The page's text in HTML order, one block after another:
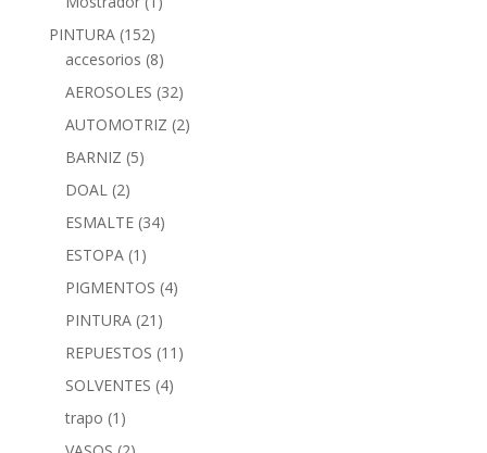
PINTURA (152)
accesorios (8)
AEROSOLES (32)
AUTOMOTRIZ (2)
BARNIZ (5)
DOAL (2)
ESMALTE (34)
ESTOPA (1)
PIGMENTOS (4)
PINTURA (21)
REPUESTOS (11)
SOLVENTES (4)
trapo (1)